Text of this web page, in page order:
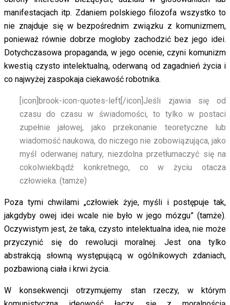
manifestacjach itp. Zdaniem polskiego filozofa wszystko to
nie znajduje się w bezpośrednim związku z komunizmem,
ponieważ równie dobrze mogłoby zachodzić bez jego idei.
Dotychczasowa propaganda, w jego ocenie, czyni komunizm
kwestią czysto intelektualną, oderwaną od zagadnień życia i
co najwyżej zaspokaja ciekawość robotnika.
[icon]brook-icon-quotes-left[/icon] Jeśli zjawia się od
czasu do czasu w świadomości, to tylko w postaci
zupełnie jałowej, jako przekonanie teoretyczne lub
wiadomość naukowa, do niczego nie zobowiązująca, jako
myśl oderwanej natury, niezdolna przetłumaczyć się na
cokolwiekbądź konkretnego, co w życiu otacza
człowieka. (tamże)
Poza tymi chwilami „człowiek żyje, myśli i postępuje tak,
jakgdyby owej idei wcale nie było w jego mózgu” (tamże).
Oczywistym jest, że taka, czysto intelektualna idea, nie może
przyczynić się do rewolucji moralnej. Jest ona tylko
abstrakcją słowną występującą w ogólnikowych zdaniach,
pozbawioną ciała i krwi życia.
W konsekwencji otrzymujemy stan rzeczy, w którym